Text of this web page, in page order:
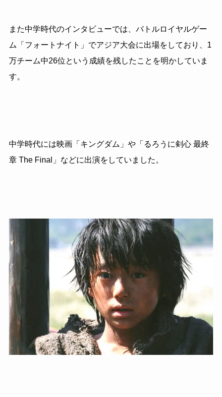
また中学時代のインタビューでは、バトルロイヤルゲー
ム「フォートナイト」でアジア大会に出場をしており、1
万チーム中26位という成績を残したことを明かしていま
す。
中学時代には映画「キングダム」や「るろうに剣心 最終
章 The Final」などに出演をしていました。